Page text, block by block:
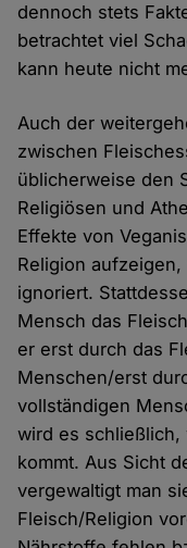
dennoch stets
betrachtet viel
kann heute nicht
Auch der
zwischen
üblicherweise den
Religiösen und
Effekte von
Religion
ignoriert.
Mensch das
er erst durch das
Menschen/erst
vollständigen
wird es schließlich,
kommt. Aus Sicht
vergewaltigt man
Fleisch/Religion